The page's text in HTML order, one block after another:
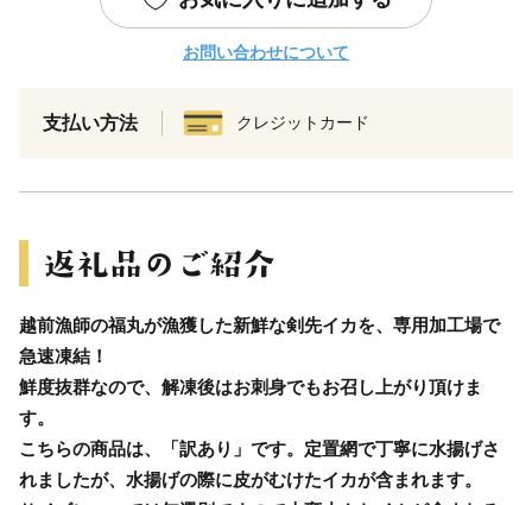
お問い合わせについて
支払い方法 クレジットカード
越前漁師の福丸が漁獲した新鮮な剣先イカを、専用加工場で
急速凍結！
鮮度抜群なので、解凍後はお刺身でもお召し上がり頂けま
す。
こちらの商品は、「訳あり」です。定置網で丁寧に水揚げさ
れましたが、水揚げの際に皮がむけたイカが含まれます。